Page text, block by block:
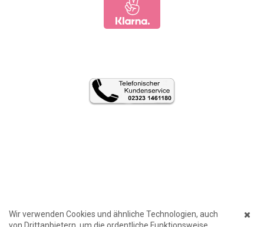
Wir verwenden Cookies und ähnliche Technologien, auch